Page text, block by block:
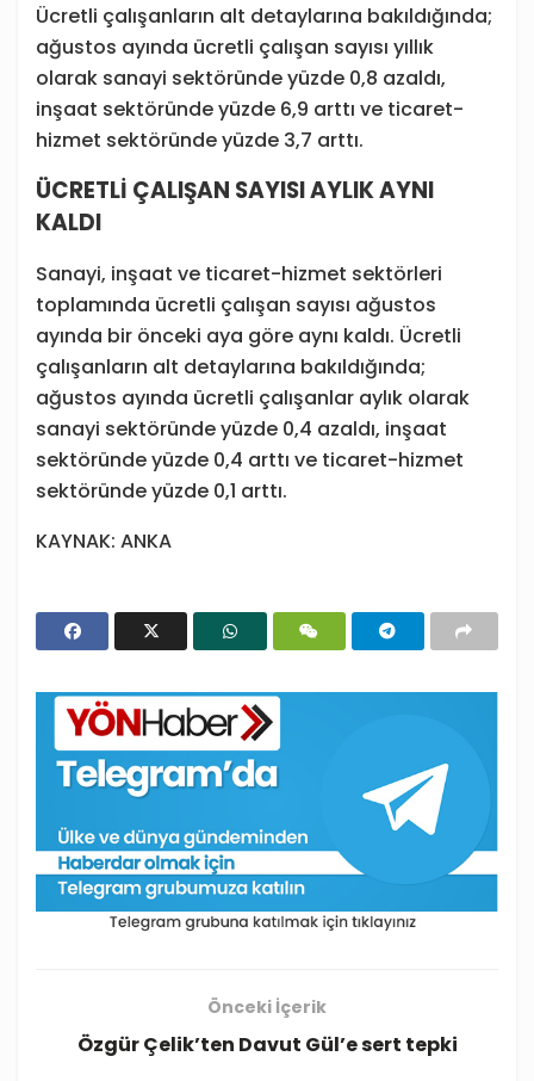
Ücretli çalışanların alt detaylarına bakıldığında;
ağustos ayında ücretli çalışan sayısı yıllık
olarak sanayi sektöründe yüzde 0,8 azaldı,
inşaat sektöründe yüzde 6,9 arttı ve ticaret-
hizmet sektöründe yüzde 3,7 arttı.
ÜCRETLİ ÇALIŞAN SAYISI AYLIK AYNI
KALDI
Sanayi, inşaat ve ticaret-hizmet sektörleri
toplamında ücretli çalışan sayısı ağustos
ayında bir önceki aya göre aynı kaldı. Ücretli
çalışanların alt detaylarına bakıldığında;
ağustos ayında ücretli çalışanlar aylık olarak
sanayi sektöründe yüzde 0,4 azaldı, inşaat
sektöründe yüzde 0,4 arttı ve ticaret-hizmet
sektöründe yüzde 0,1 arttı.
KAYNAK: ANKA
Önceki İçerik
Özgür Çelik’ten Davut Gül’e sert tepki